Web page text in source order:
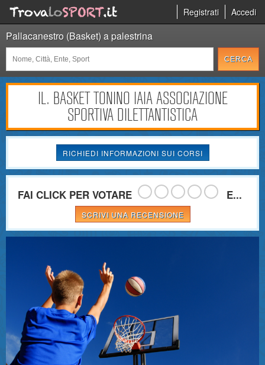
Registrati Accedi
Pallacanestro (Basket) a palestrina
IL. BASKET TONINO IAIA ASSOCIAZIONE
SPORTIVA DILETTANTISTICA
RICHIEDI INFORMAZIONI SUI CORSI
FAI CLICK PER VOTARE E...
SCRIVI UNA RECENSIONE